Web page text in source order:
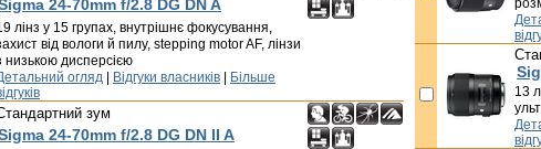
24-70mm f/2.8 DG DN A
лінз у 15 групах, внутрішнє фокусування,
від вологи й пилу, stepping motor AF, лінзи
низькою дисперсією
огляд Відгуки власників
Більше
зум
24-70mm f/2.8 DG DN II A
13